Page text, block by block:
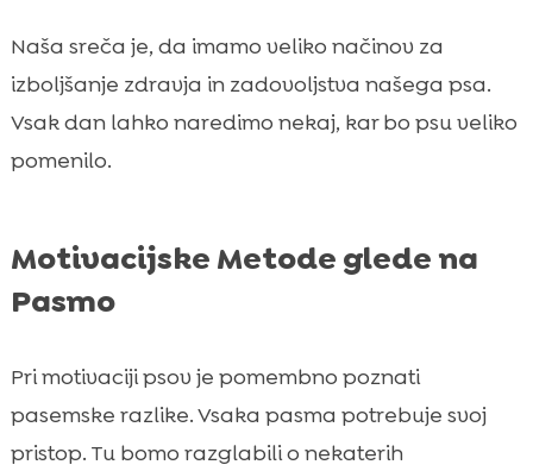
Naša sreča je, da imamo veliko načinov za
izboljšanje zdravja in zadovoljstva našega psa.
Vsak dan lahko naredimo nekaj, kar bo psu veliko
pomenilo.
Motivacijske Metode glede na
Pasmo
Pri motivaciji psov je pomembno poznati
pasemske razlike. Vsaka pasma potrebuje svoj
pristop. Tu bomo razglabili o nekaterih